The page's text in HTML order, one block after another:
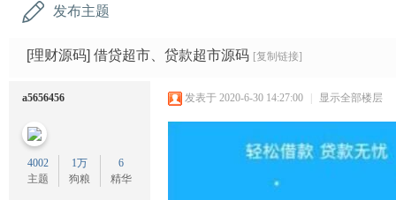
发布主题
[理财源码] 借贷超市、贷款超市源码 [复制链接]
a5656456
4002
主题
1万
狗粮
6
精华
发表于 2020-6-30 14:27:00 | 显示全部楼层